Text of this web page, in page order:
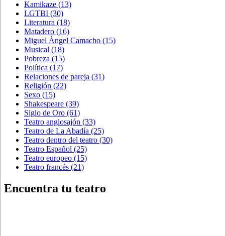
Kamikaze (13)
LGTBI (30)
Literatura (18)
Matadero (16)
Miguel Ángel Camacho (15)
Musical (18)
Pobreza (15)
Política (17)
Relaciones de pareja (31)
Religión (22)
Sexo (15)
Shakespeare (39)
Siglo de Oro (61)
Teatro anglosajón (33)
Teatro de La Abadía (25)
Teatro dentro del teatro (30)
Teatro Español (25)
Teatro europeo (15)
Teatro francés (21)
Encuentra tu teatro